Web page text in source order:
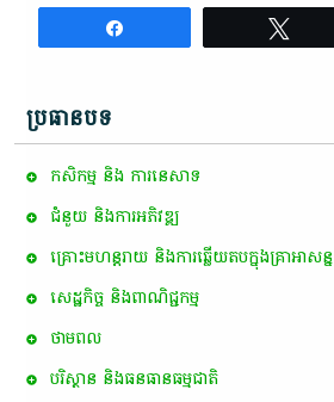
ប្រធានបទ
កសិកម្ម​ និង​ ការ​នេ​សាទ​
ជំនួយ និងការអភិវឌ្ឍ
គ្រោះមហន្តរាយ និងការឆ្លើយតបក្នុងគ្រាអាសន្ន
សេដ្ឋកិច្ច និងពាណិជ្ជកម្ម
ថាមពល
បរិស្ថាន និងធនធានធម្មជាតិ